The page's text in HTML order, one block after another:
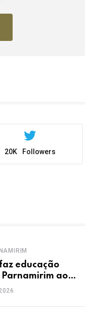
20K Followers
educação
ao
dos anos